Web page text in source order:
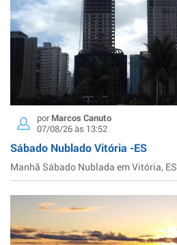
porMarcos Canuto
07/08/26 às 13:52
Sábado Nublado Vitória -ES
Manhã Sábado Nublada em Vitória, ES